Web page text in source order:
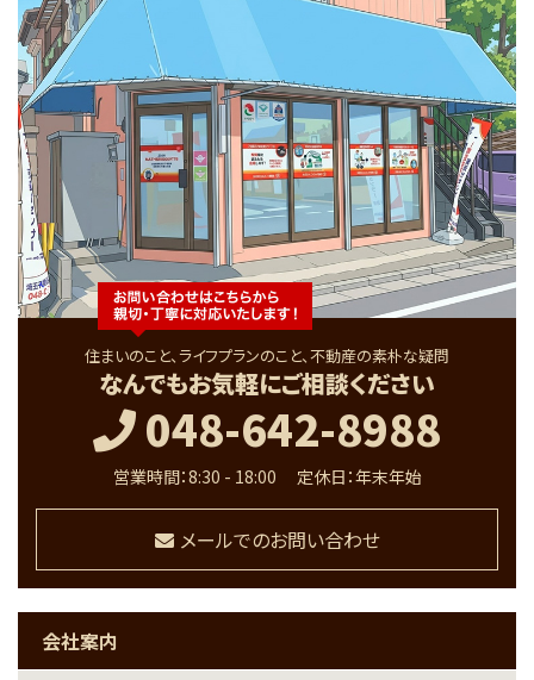
住まいのこと、ライフプランのこと、不動産の素朴な疑問
なんでもお気軽にご相談ください
048-642-8988
営業時間：8:30 - 18:00 定休日：年末年始
メールでのお問い合わせ
会社案内